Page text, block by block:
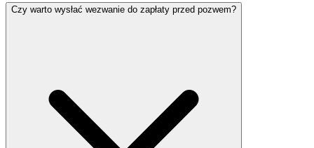
Czy warto wysłać wezwanie do zapłaty przed pozwem?